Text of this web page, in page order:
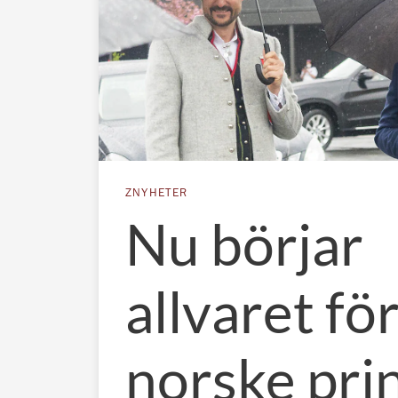
ZNYHETER
Nu börjar
allvaret
norske